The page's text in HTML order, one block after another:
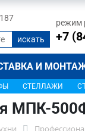
режим
+7
И
СТЕЛЛАЖИ
МПК-